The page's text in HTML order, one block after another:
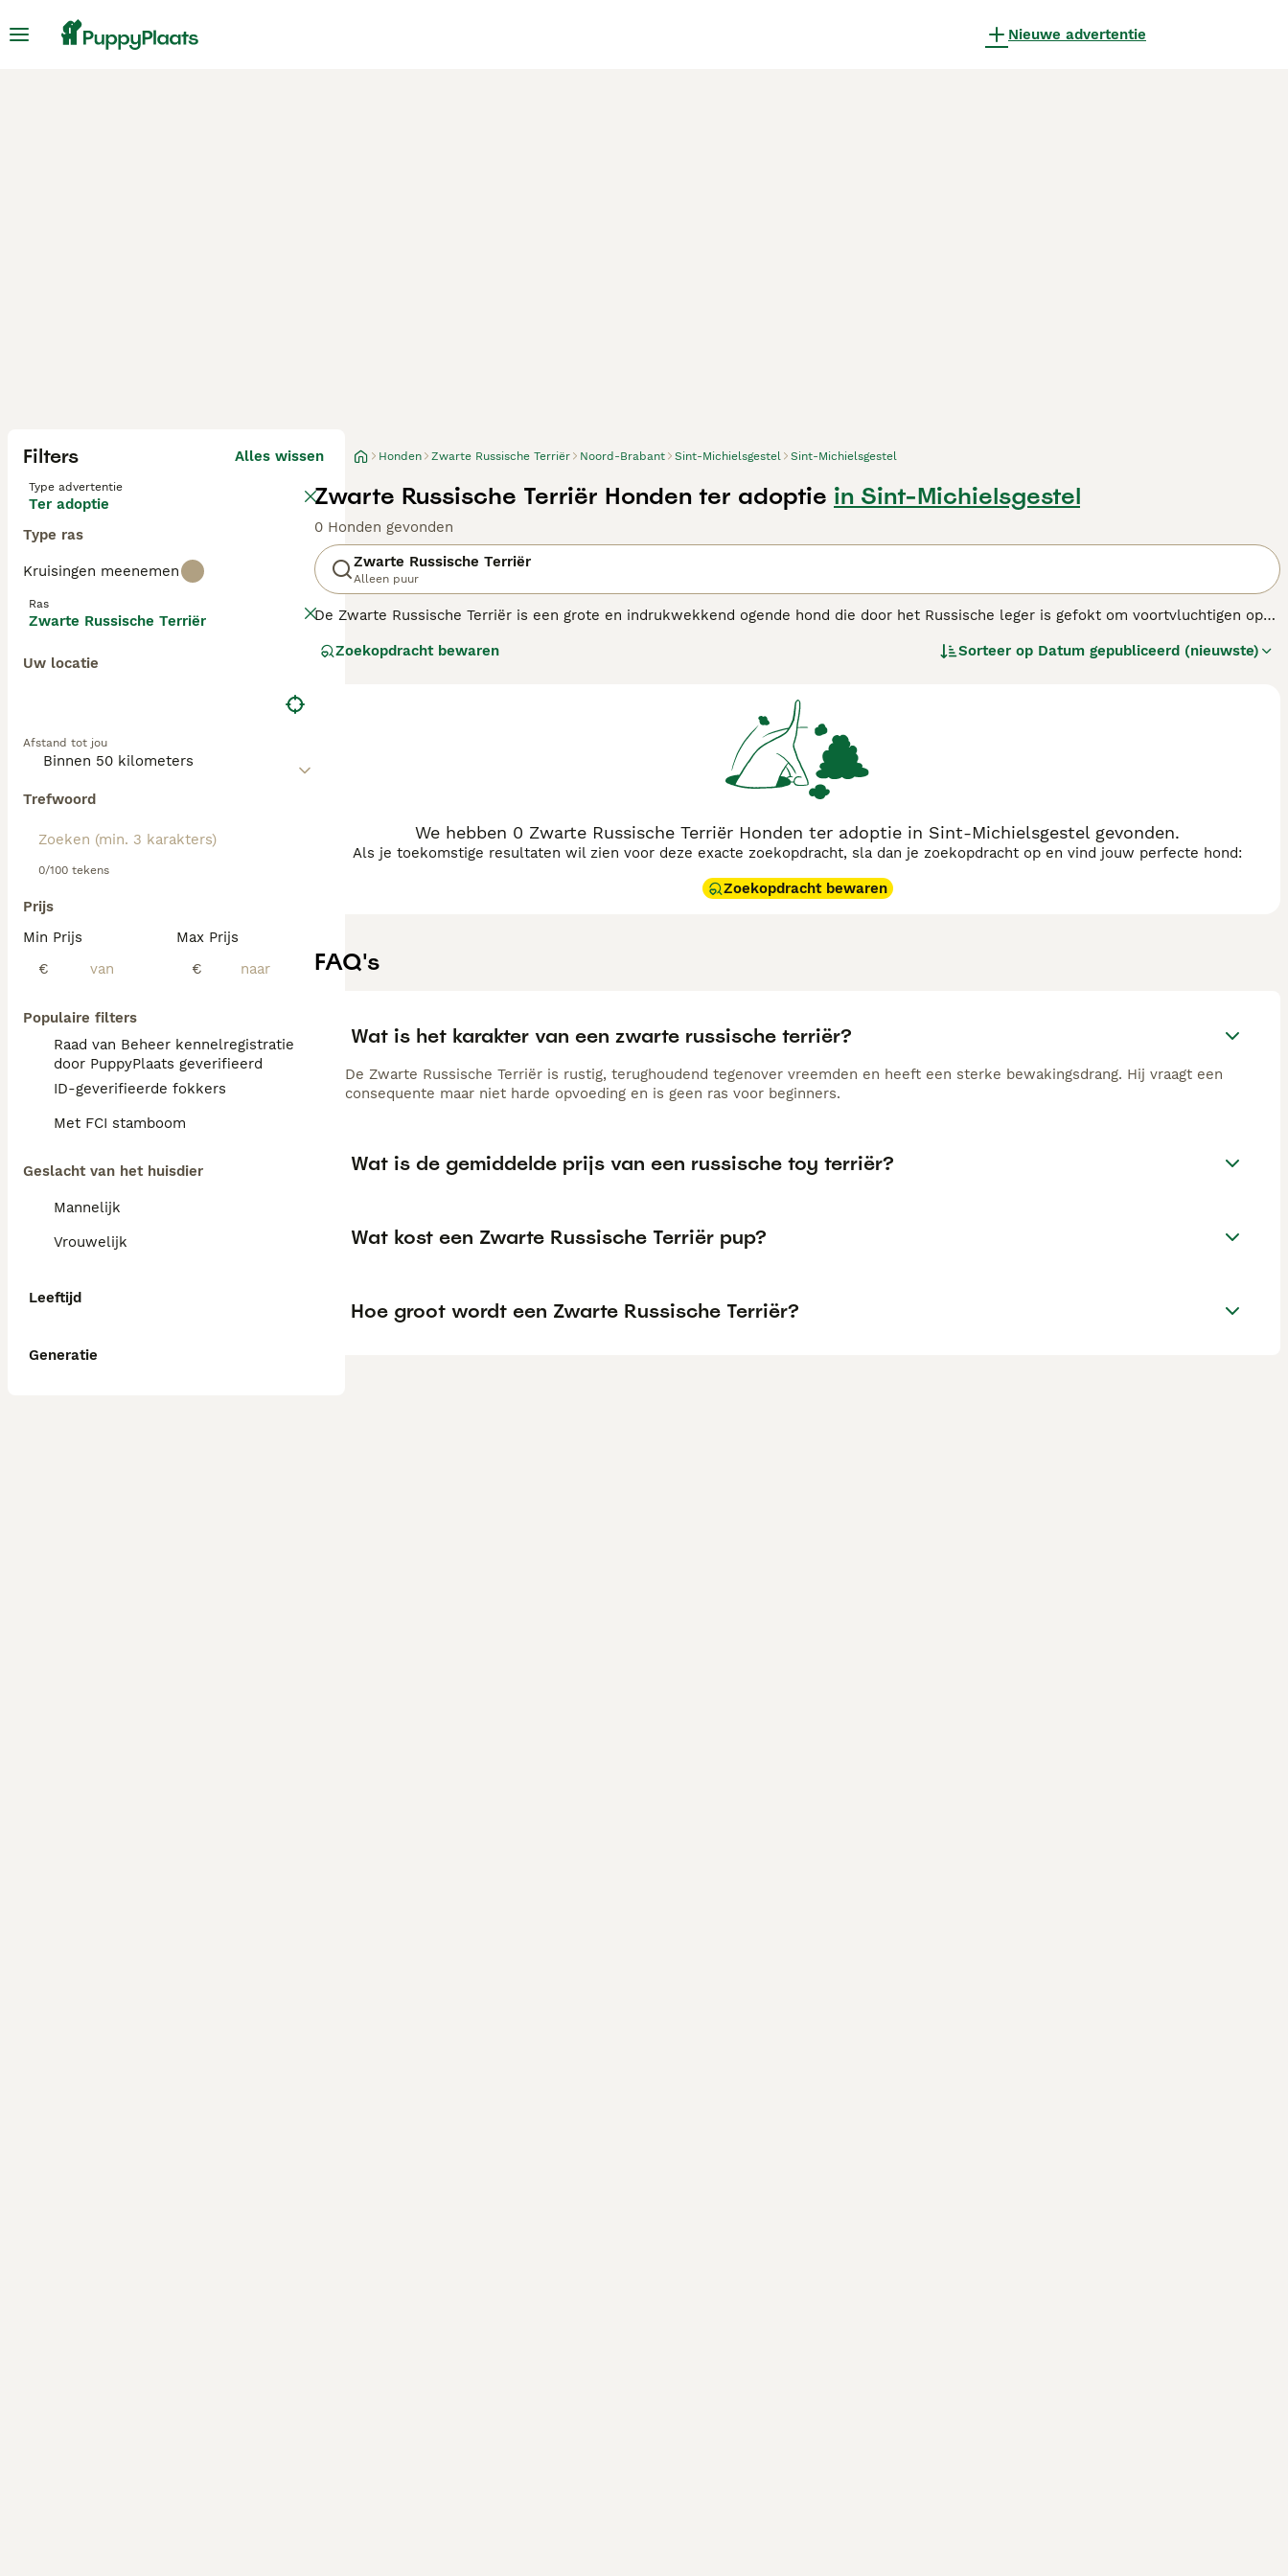
Nieuwe advertentie
Filters Alles wissen
Type advertentie
Ter adoptie
Type ras
Kruisingen meenemen
Ras
Zwarte Russische Terriër
Uw locatie
Afstand tot jou
Trefwoord
0/100 tekens
Prijs
Min Prijs
€
Max Prijs
€
Populaire filters
Raad van Beheer kennelregistratie
door PuppyPlaats geverifieerd
ID-geverifieerde fokkers
Met FCI stamboom
Geslacht van het huisdier
Mannelijk
Vrouwelijk
Leeftijd
Generatie
Honden Zwarte Russische Terriër Noord-Brabant Sint-Michielsgestel Sint-Michielsgestel
Zwarte Russische Terriër Honden ter adoptie in Sint-Michielsgestel
0 Honden gevonden
Zwarte Russische Terriër
Alleen puur
De Zwarte Russische Terriër is een grote en indrukwekkend ogende hond die door het Russische leger is gefokt om voortvluchtigen op
Zoekopdracht bewaren Sorteer op Datum gepubliceerd (nieuwste)
We hebben 0 Zwarte Russische Terriër Honden ter adoptie in Sint-Michielsgestel gevonden.
Als je toekomstige resultaten wil zien voor deze exacte zoekopdracht, sla dan je zoekopdracht op en vind jouw perfecte hond:
Zoekopdracht bewaren
FAQ's
Wat is het karakter van een zwarte russische terriër?
De Zwarte Russische Terriër is rustig, terughoudend tegenover vreemden en heeft een sterke bewakingsdrang. Hij vraagt een
consequente maar niet harde opvoeding en is geen ras voor beginners.
Wat is de gemiddelde prijs van een russische toy terriër?
Wat kost een Zwarte Russische Terriër pup?
Hoe groot wordt een Zwarte Russische Terriër?